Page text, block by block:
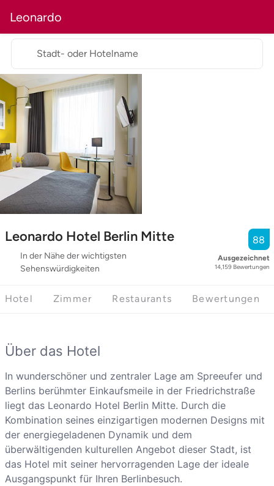
Leonardo
Leonardo Hotel Berlin Mitte
In der Nähe der wichtigsten
Sehenswürdigkeiten
88
Ausgezeichnet
14,159 Bewertungen
Stadt- oder Hotelname
Hotel Zimmer Restaurants Bewertungen
Über das Hotel
In wunderschöner und zentraler Lage am Spreeufer und
Berlins berühmter Einkaufsmeile in der Friedrichstraße
liegt das Leonardo Hotel Berlin Mitte. Durch die
Kombination seines einzigartigen modernen Designs mit
der energiegeladenen Dynamik und dem
überwältigenden kulturellen Angebot dieser Stadt, ist
das Hotel mit seiner hervorragenden Lage der ideale
Ausgangspunkt für Ihren Berlinbesuch.